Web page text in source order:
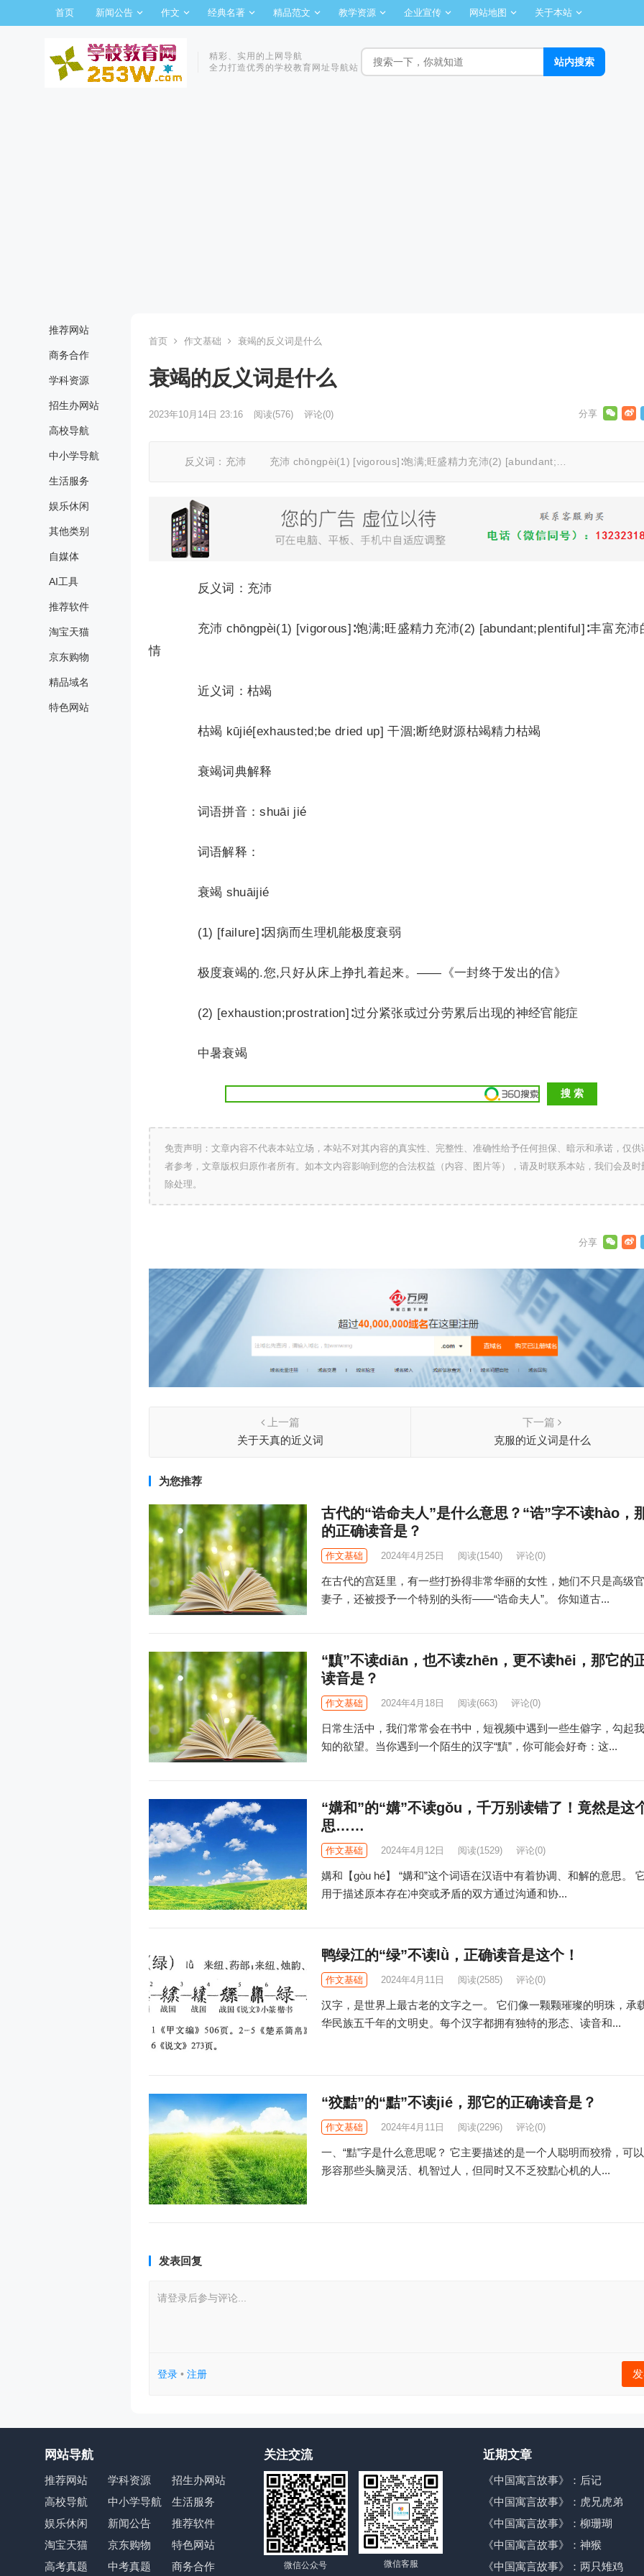
首页 新闻公告 作文 经典名著 精品范文 教学资源 企业宣传 网站地图 关于本站
精彩、实用的上网导航
全力打造优秀的学校教育网址导航站
推荐网站
商务合作
学科资源
招生办网站
高校导航
中小学导航
生活服务
娱乐休闲
其他类别
自媒体
AI工具
推荐软件
淘宝天猫
京东购物
精品域名
特色网站
首页 作文基础 衰竭的反义词是什么
衰竭的反义词是什么
2023年10月14日 23:16 阅读(576) 评论(0)
反义词：充沛 充沛 chōngpèi(1) [vigorous]∶饱满;旺盛精力充沛(2) [abundant;…
反义词：充沛
充沛 chōngpèi(1) [vigorous]∶饱满;旺盛精力充沛(2) [abundant;plentiful]∶丰富充沛
情
近义词：枯竭
枯竭 kūjié[exhausted;be dried up] 干涸;断绝财源枯竭精力枯竭
衰竭词典解释
词语拼音：shuāi jié
词语解释：
衰竭 shuāijié
(1) [failure]∶因病而生理机能极度衰弱
极度衰竭的.您,只好从床上挣扎着起来。——《一封终于发出的信》
(2) [exhaustion;prostration]∶过分紧张或过分劳累后出现的神经官能症
中暑衰竭
免责声明：文章内容不代表本站立场，本站不对其内容的真实性、完整性、准确性给予任何担保、暗示和承诺，仅供
者参考，文章版权归原作者所有。如本文内容影响到您的合法权益（内容、图片等），请及时联系本站，我们会及时
除处理。
上一篇
关于天真的近义词
下一篇
克服的近义词是什么
为您推荐
古代的“诰命夫人”是什么意思？“诰”字不读hào，
的正确读音是？
作文基础 2024年4月25日 阅读(1540) 评论(0)
在古代的宫廷里，有一些打扮得非常华丽的女性，她们不只是高级
妻子，还被授予一个特别的头衔——“诰命夫人”。 你知道古...
“黰”不读diān，也不读zhēn，更不读hēi，那它的
读音是？
作文基础 2024年4月18日 阅读(663) 评论(0)
日常生活中，我们常常会在书中，短视频中遇到一些生僻字，勾起
知的欲望。当你遇到一个陌生的汉字“黰”，你可能会好奇：这...
“媾和”的“媾”不读gǒu，千万别读错了！竟然是这
思……
作文基础 2024年4月12日 阅读(1529) 评论(0)
媾和【gòu hé】 “媾和”这个词语在汉语中有着协调、和解的意思。
用于描述原本存在冲突或矛盾的双方通过沟通和协...
鸭绿江的“绿”不读lǜ，正确读音是这个！
作文基础 2024年4月11日 阅读(2585) 评论(0)
汉字，是世界上最古老的文字之一。 它们像一颗颗璀璨的明珠，承
华民族五千年的文明史。每个汉字都拥有独特的形态、读音和...
“狡黠”的“黠”不读jié，那它的正确读音是？
作文基础 2024年4月11日 阅读(2296) 评论(0)
一、“黠”字是什么意思呢？ 它主要描述的是一个人聪明而狡猾，可
形容那些头脑灵活、机智过人，但同时又不乏狡黠心机的人...
发表回复
请登录后参与评论...
登录 • 注册
网站导航
推荐网站 学科资源
招生办网站
高校导航
中小学导航
生活服务
娱乐休闲
新闻公告
推荐软件
淘宝天猫
京东购物
特色网站
高考真题
中考真题 商务合作
关注交流
微信公众号 微信客服
近期文章
《中国寓言故事》：后记
《中国寓言故事》：虎兄虎弟
《中国寓言故事》：柳珊瑚
《中国寓言故事》：神猴
《中国寓言故事》：两只雉鸡